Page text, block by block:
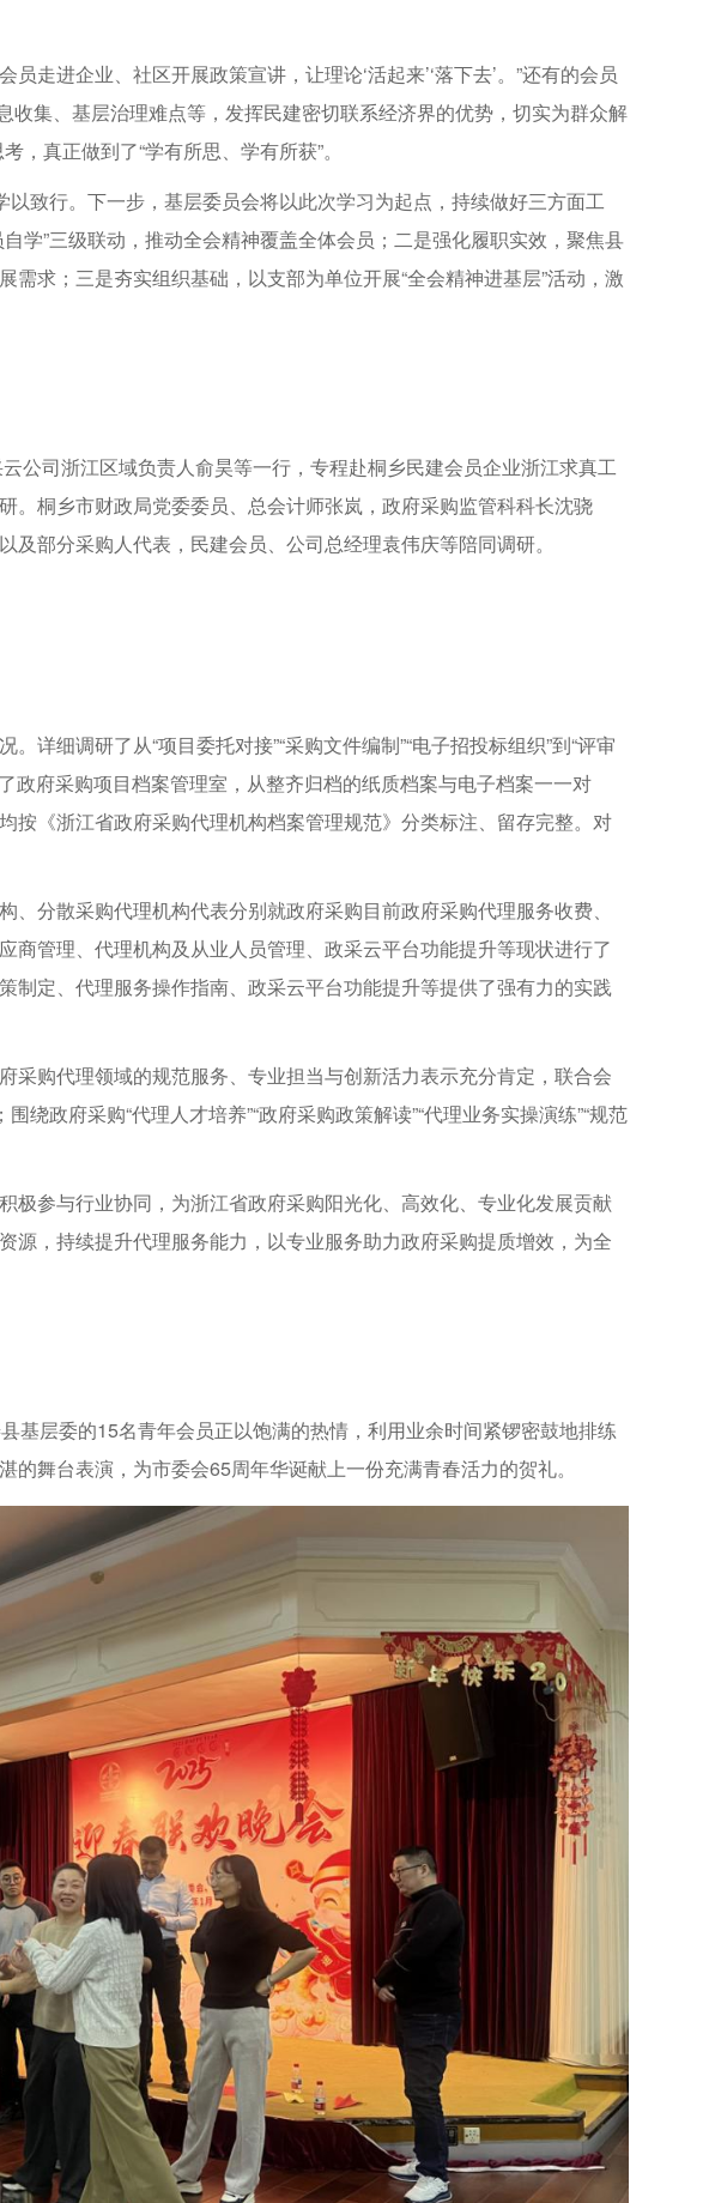
走进企业、社区开展政策宣讲，让理论‘活起来’‘落下去’。”还有的会员
收集、基层治理难点等，发挥民建密切联系经济界的优势，切实为群众解
真正做到了“学有所思、学有所获”。
致行。下一步，基层委员会将以此次学习为起点，持续做好三方面工
学”三级联动，推动全会精神覆盖全体会员；二是强化履职实效，聚焦县
求；三是夯实组织基础，以支部为单位开展“全会精神进基层”活动，激
公司浙江区域负责人俞昊等一行，专程赴桐乡民建会员企业浙江求真工
。桐乡市财政局党委委员、总会计师张岚，政府采购监管科科长沈骁
部分采购人代表，民建会员、公司总经理袁伟庆等陪同调研。
详细调研了从“项目委托对接”“采购文件编制”“电子招投标组织”到“评审
政府采购项目档案管理室，从整齐归档的纸质档案与电子档案一一对
按《浙江省政府采购代理机构档案管理规范》分类标注、留存完整。对
分散采购代理机构代表分别就政府采购目前政府采购代理服务收费、
商管理、代理机构及从业人员管理、政采云平台功能提升等现状进行了
制定、代理服务操作指南、政采云平台功能提升等提供了强有力的实践
采购代理领域的规范服务、专业担当与创新活力表示充分肯定，联合会
绕政府采购“代理人才培养”“政府采购政策解读”“代理业务实操演练”“规范
极参与行业协同，为浙江省政府采购阳光化、高效化、专业化发展贡献
源，持续提升代理服务能力，以专业服务助力政府采购提质增效，为全
基层委的15名青年会员正以饱满的热情，利用业余时间紧锣密鼓地排练
舞台表演，为市委会65周年华诞献上一份充满青春活力的贺礼。